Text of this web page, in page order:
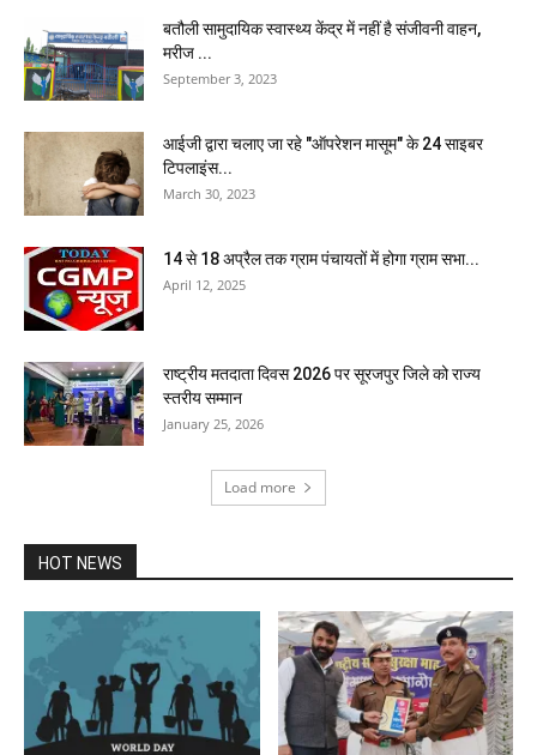
बतौली सामुदायिक स्वास्थ्य केंद्र में नहीं है संजीवनी वाहन,
मरीज ...
September 3, 2023
आईजी द्वारा चलाए जा रहे "ऑपरेशन मासूम" के 24 साइबर
टिपलाइंस...
March 30, 2023
14 से 18 अप्रैल तक ग्राम पंचायतों में होगा ग्राम सभा...
April 12, 2025
राष्ट्रीय मतदाता दिवस 2026 पर सूरजपुर जिले को राज्य
स्तरीय सम्मान
January 25, 2026
Load more
HOT NEWS